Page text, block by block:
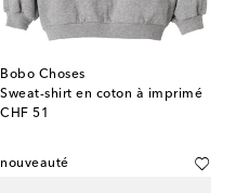
Bobo Choses
Sweat-shirt en coton à imprimé
CHF 51
original price
nouveauté